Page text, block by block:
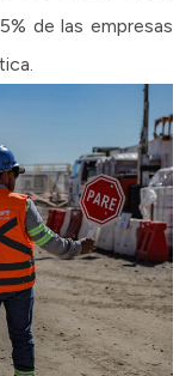
de las empresas